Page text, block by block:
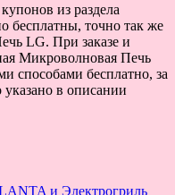
из раздела
бесплатны, точно так же
LG. При заказе и
Микроволновая Печь
способами бесплатно, за
указано в описании